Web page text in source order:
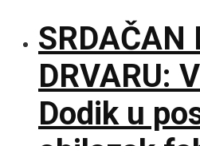
SRDAČAN
DRVARU:
Dodik u